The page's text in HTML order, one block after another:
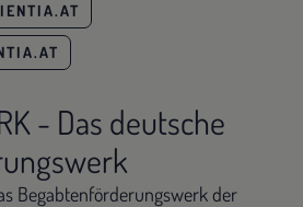
- Das deutsche
Begabtenförderungswerk der